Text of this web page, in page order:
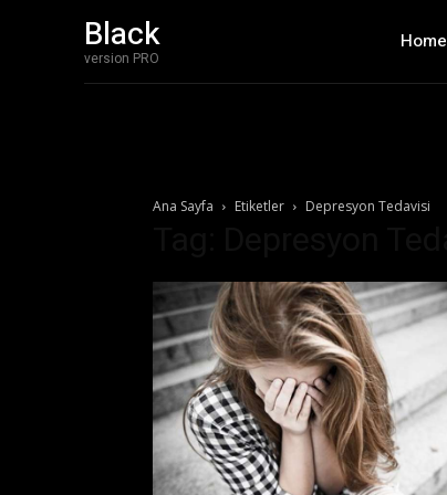
Black
version PRO
Home
Ana Sayfa Etiketler Depresyon Tedavisi